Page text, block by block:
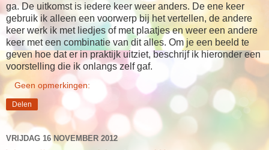
ga. De uitkomst is iedere keer weer anders. De ene keer
gebruik ik alleen een voorwerp bij het vertellen, de andere
keer werk ik met liedjes of met plaatjes en weer een andere
keer met een combinatie van dit alles. Om je een beeld te
geven hoe dat er in praktijk uitziet, beschrijf ik hieronder een
voorstelling die ik onlangs zelf gaf.
Geen opmerkingen:
Delen
VRIJDAG 16 NOVEMBER 2012